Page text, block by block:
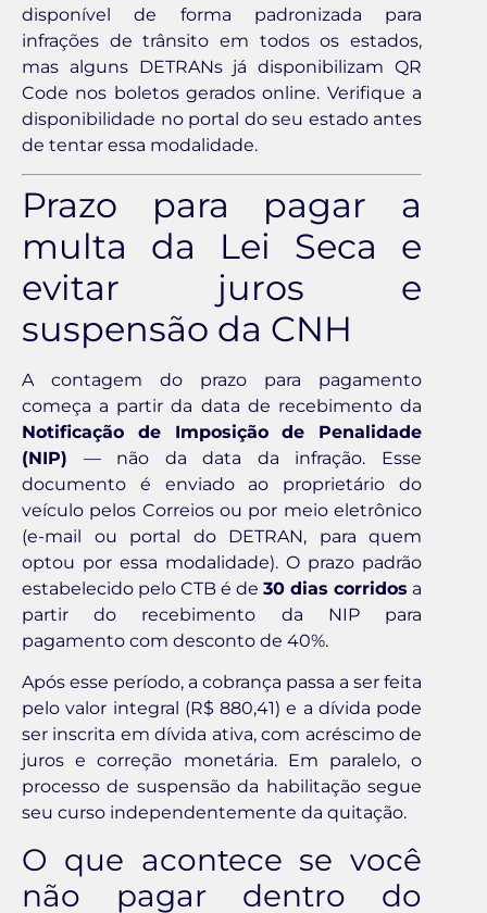
disponível de forma padronizada para
infrações de trânsito em todos os estados,
mas alguns DETRANs já disponibilizam QR
Code nos boletos gerados online. Verifique a
disponibilidade no portal do seu estado antes
de tentar essa modalidade.
Prazo para pagar a
multa da Lei Seca e
evitar juros e
suspensão da CNH
A contagem do prazo para pagamento
começa a partir da data de recebimento da
Notificação de Imposição de Penalidade
(NIP) — não da data da infração. Esse
documento é enviado ao proprietário do
veículo pelos Correios ou por meio eletrônico
(e-mail ou portal do DETRAN, para quem
optou por essa modalidade). O prazo padrão
estabelecido pelo CTB é de 30 dias corridos a
partir do recebimento da NIP para
pagamento com desconto de 40%.
Após esse período, a cobrança passa a ser feita
pelo valor integral (R$ 880,41) e a dívida pode
ser inscrita em dívida ativa, com acréscimo de
juros e correção monetária. Em paralelo, o
processo de suspensão da habilitação segue
seu curso independentemente da quitação.
O que acontece se você
não pagar dentro do